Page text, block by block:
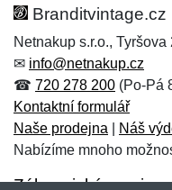
Jméno: *
E-mail:*
Branditvintage.cz
Netnakup s.r.o.,
✉ info@netnakup.cz
☎ 720 278 200 (Po-Pá
Kontaktní formulář
Naše prodejna
Náš
Nabízíme mnoho
Zákaznický servis